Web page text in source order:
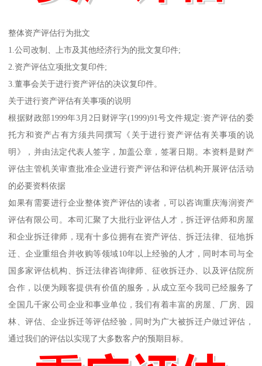
整体资产评估行为批文
1.公司改制、上市及其他经济行为的批文复印件;
2.资产评估立项批文复印件;
3.董事会关于进行资产评估的决议复印件。
关于进行资产评估有关事项的说明
根据财政部1999年3月2日财评字(1999)91号文件规定:资产评估的委
托方和资产占有方须共同撰写《关于进行资产评估有关事项的说
明》，并由法定代表人签字，加盖公章，签署日期。本资料是财产
评估主管机关审查批准企业进行资产评估和评估机构开展评估活动
的必要资料依据
如果有需要进行企业整体资产评估的读者，可以咨询重庆海润资产
评估有限公司。本司汇聚了大批行业评估人才，拆迁评估师和房屋
和企业拆迁律师，现有十多位拥有在资产评估、拆迁法律、征地拆
迁、企业重组合并收购等领域10年以上经验的人才，同时本司与全
国多家评估机构、拆迁法律咨询律师、征收拆迁办、以及评估院所
合作，以便为顾客提供有价值的服务，从成立至今我司已经服务了
全国几千家公司企业和事业单位，我们有着丰富的房屋、厂房、园
林、评估、企业拆迁等评估经验，同时为广大被拆迁户做过评估，
通过我们的评估以实现了大多数客户的预期目标。